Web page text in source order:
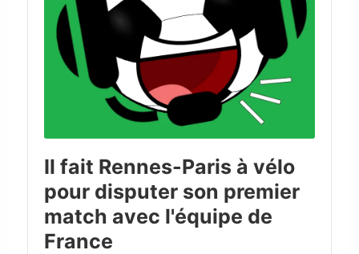
Il fait Rennes-Paris à vélo
pour disputer son premier
match avec l'équipe de
France